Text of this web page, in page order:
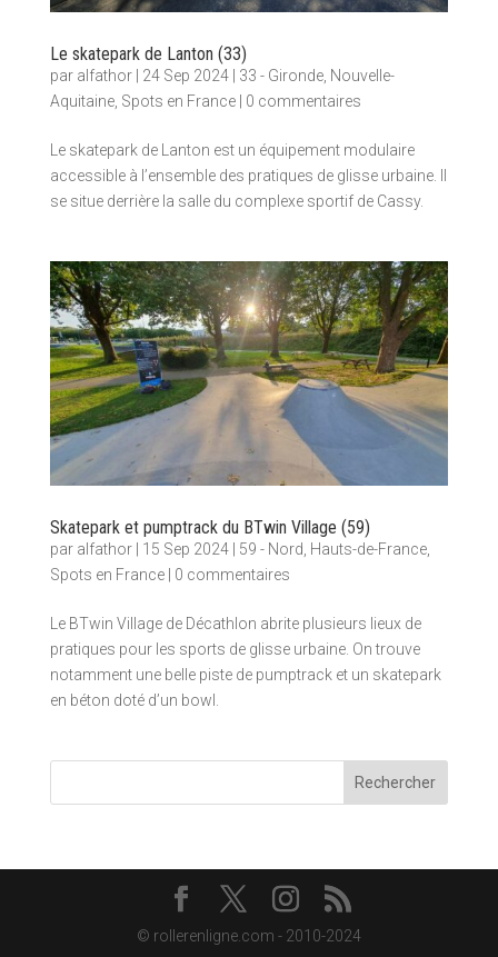
Le skatepark de Lanton (33)
par alfathor| 24 Sep 2024| 33 - Gironde, Nouvelle-
Aquitaine, Spots en France| 0 commentaires
Le skatepark de Lanton est un équipement modulaire
accessible à l’ensemble des pratiques de glisse urbaine. Il
se situe derrière la salle du complexe sportif de Cassy.
Skatepark et pumptrack du BTwin Village (59)
par alfathor| 15 Sep 2024| 59 - Nord Hauts-de-France,
Spots en France| 0 commentaires
Le BTwin Village de Décathlon abrite plusieurs lieux de
pratiques pour les sports de glisse urbaine. On trouve
notamment une belle piste de pumptrack et un skatepark
en béton doté d’un bowl.
Rechercher
© rollerenligne.com - 2010-2024